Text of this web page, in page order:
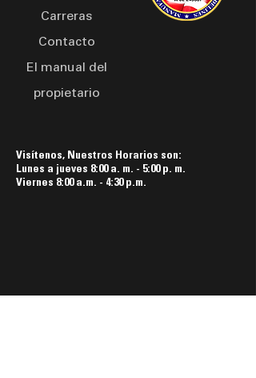
Carreras
Contacto
El manual del
propietario
Visítenos, Nuestros Horarios son:
Lunes a jueves 8:00 a. m. - 5:00 p. m.
Viernes 8:00 a.m. - 4:30 p.m.